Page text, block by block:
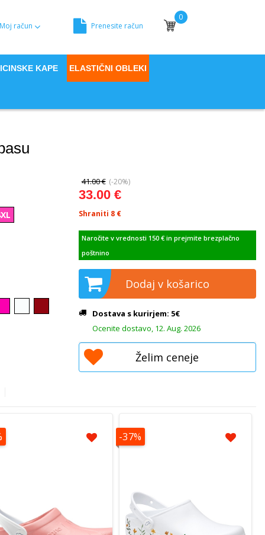
Moj račun Prenesite račun
0
Moja košara
KAPE ELASTIČNI OBLEKI
41.00 € (-20%)
33.00 €
Shraniti 8 €
Naročite v vrednosti 150 € in prejmite brezplačno
poštnino
Dodaj v košarico
Dostava s kurirjem: 5€
Ocenite dostavo, 12. Aug. 2026
Želim ceneje
-37%